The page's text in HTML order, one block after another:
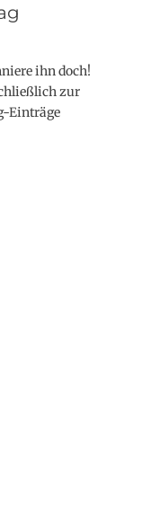
ihn doch!
zur
Einträge